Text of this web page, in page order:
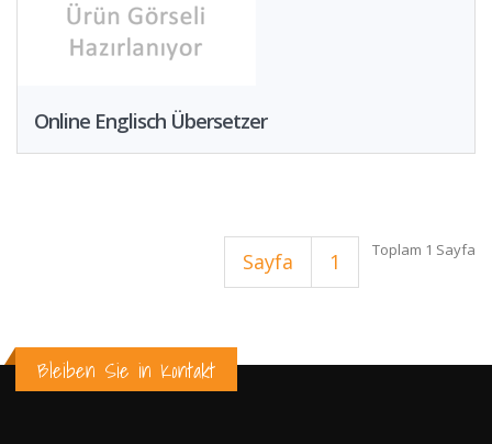
Online Englisch Übersetzer
Sayfa 1 Toplam 1 Sayfa
Bleiben Sie in Kontakt